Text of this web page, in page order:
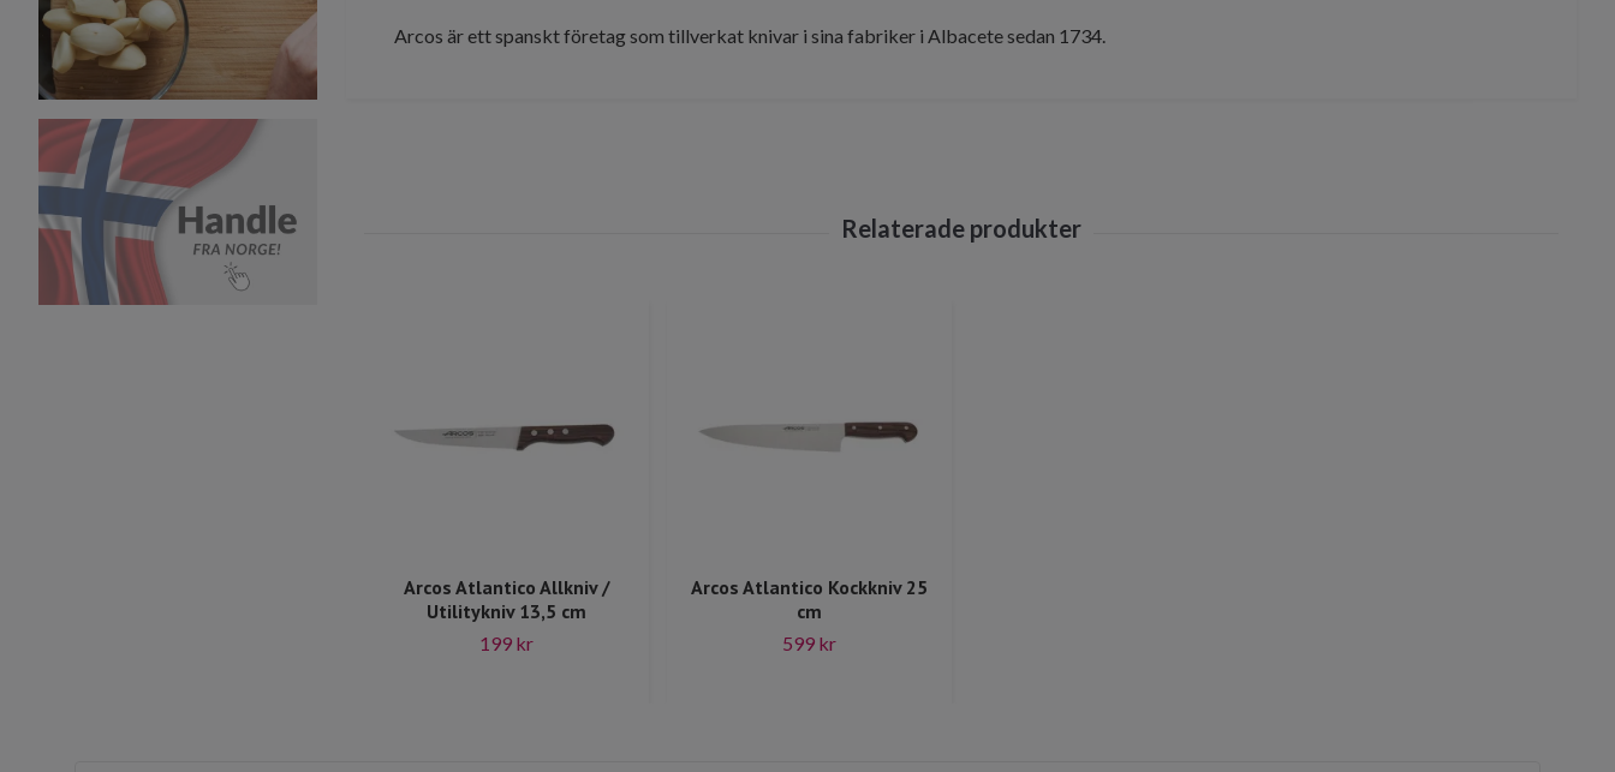
Arcos är ett spanskt företag som tillverkat knivar i sina fabriker i Albacete sedan 1734.
Arcos Atlantico Allkniv /
Utilitykniv 13,5 cm
199 kr
Arcos Atlantico Kockkniv 25
cm
599 kr